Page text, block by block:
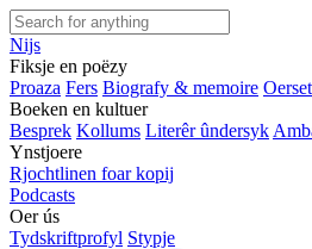
Nijs
Fiksje en poëzy
Proaza Fers Biografy & memoire
Boeken en kultuer
Besprek Kollums Literêr ûndersyk
Ynstjoere
Rjochtlinen foar kopij
Podcasts
Oer ús
Tydskriftprofyl Stypje